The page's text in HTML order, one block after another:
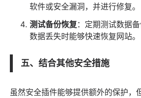
软件或安全漏洞，并进行修复。
测试备份恢复 ：定期测试数据
数据丢失时能够快速恢复网站。
五、结合其他安全措施
虽然安全插件能够提供额外的保护，